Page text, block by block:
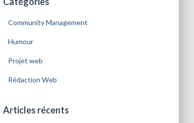
Community Management
Humour
Projet web
Rédaction Web
Articles récents